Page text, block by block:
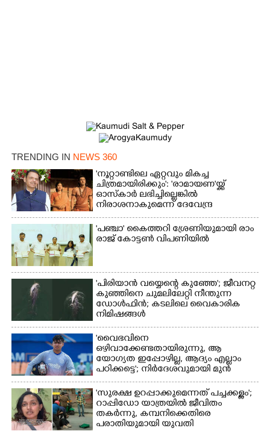
TRENDING IN NEWS 360
'നൂറ്റാണ്ടിലെ ഏറ്റവും മികച്ച
ചിത്രമായിരിക്കും': 'രാമായണ'യ്ക്ക്
ഓസ്കാ‌ർ ലഭിച്ചില്ലെങ്കിൽ
നിരാശനാകുമെന്ന് ദേവേന്ദ്ര
ഫഡ്നാവിസ്
'​പ​ഞ്ചാ​'​ ​കൈ​ത്ത​റി​ ​ശ്രേ​ണി​യു​മാ​യി​ ​രാം​
രാ​ജ് ​കോ​ട്ടൺ വിപണിയിൽ
'പിരിയാൻ വയ്യെന്റെ കുഞ്ഞേ'; ജീവനറ്റ
കുഞ്ഞിനെ ചുമലിലേറ്റി നീന്തുന്ന
ഡോൾഫിൻ; കടലിലെ വൈകാരിക
നിമിഷങ്ങൾ
'വൈഭവിനെ
ഒഴിവാക്കേണ്ടതായിരുന്നു,​ ആ
യോഗ്യത ഇപ്പോഴില്ല, ആദ്യം എല്ലാം
പഠിക്കട്ടെ'; നിർദേശവുമായി മുൻ
ക്രിക്കറ്റ് താരം
'സുരക്ഷ ഉറപ്പാക്കുമെന്നത് പച്ചക്കള്ളം';
റാപ്പിഡോ യാത്രയിൽ ജീവിതം
തകർന്നു, കമ്പനിക്കെതിരെ
പരാതിയുമായി യുവതി